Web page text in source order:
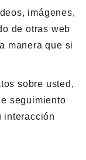
imágenes,
de otras web
manera que si
sobre usted,
seguimiento
interacción